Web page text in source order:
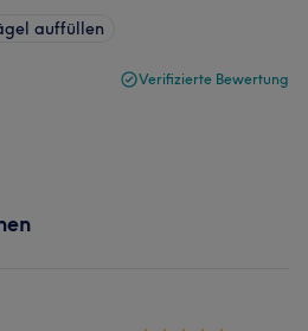
auffüllen
Verifizierte Bewertung